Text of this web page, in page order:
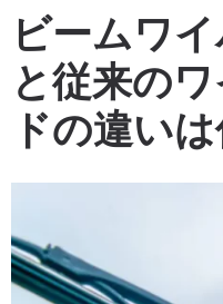
ビームワ
と従来の
ドの違い